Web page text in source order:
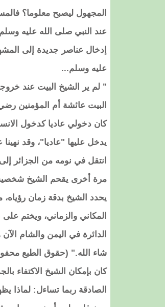
المجهول ليصبح معلوما؟
عند النبي صلى الله عليه
إدخال عناصر جديدة إلى
عليه وسلم...
" لم ير الشيخ البيت عند
البيت عائشة أم المؤمنين
كان دخولي عاديا كدخول
يدخل عليها "عاديا"، وقد
انتقل في نومه من الجزائر
مرة أخرى يقحم الشيخ
يحدد الشيخ بدقة زمان
المكاني والزماني، ويختم
الدائرة في اليمن والشام
شاء الله." (حقوق الطبع
كان بإمكان الشيخ الاكتفاء
الصادقة ربما تساءل: لماذا